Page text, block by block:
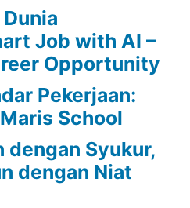
Job with AI –
Opportunity
Pekerjaan:
School
dengan Syukur,
dengan Niat